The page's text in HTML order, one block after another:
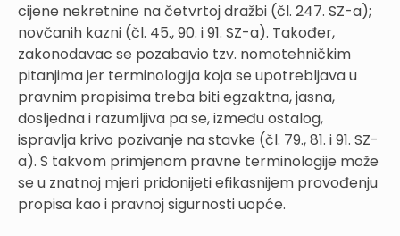
cijene nekretnine na četvrtoj dražbi (čl. 247. SZ-a);
novčanih kazni (čl. 45., 90. i 91. SZ-a). Također,
zakonodavac se pozabavio tzv. nomotehničkim
pitanjima jer terminologija koja se upotrebljava u
pravnim propisima treba biti egzaktna, jasna,
dosljedna i razumljiva pa se, između ostalog,
ispravlja krivo pozivanje na stavke (čl. 79., 81. i 91. SZ-
a). S takvom primjenom pravne terminologije može
se u znatnoj mjeri pridonijeti efikasnijem provođenju
propisa kao i pravnoj sigurnosti uopće.